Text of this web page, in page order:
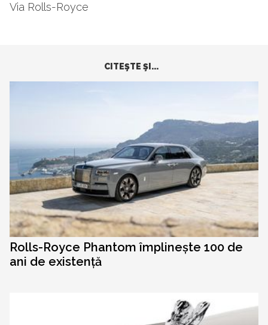
Via Rolls-Royce
CITEŞTE ŞI...
Rolls-Royce Phantom împlinește 100 de
ani de existență